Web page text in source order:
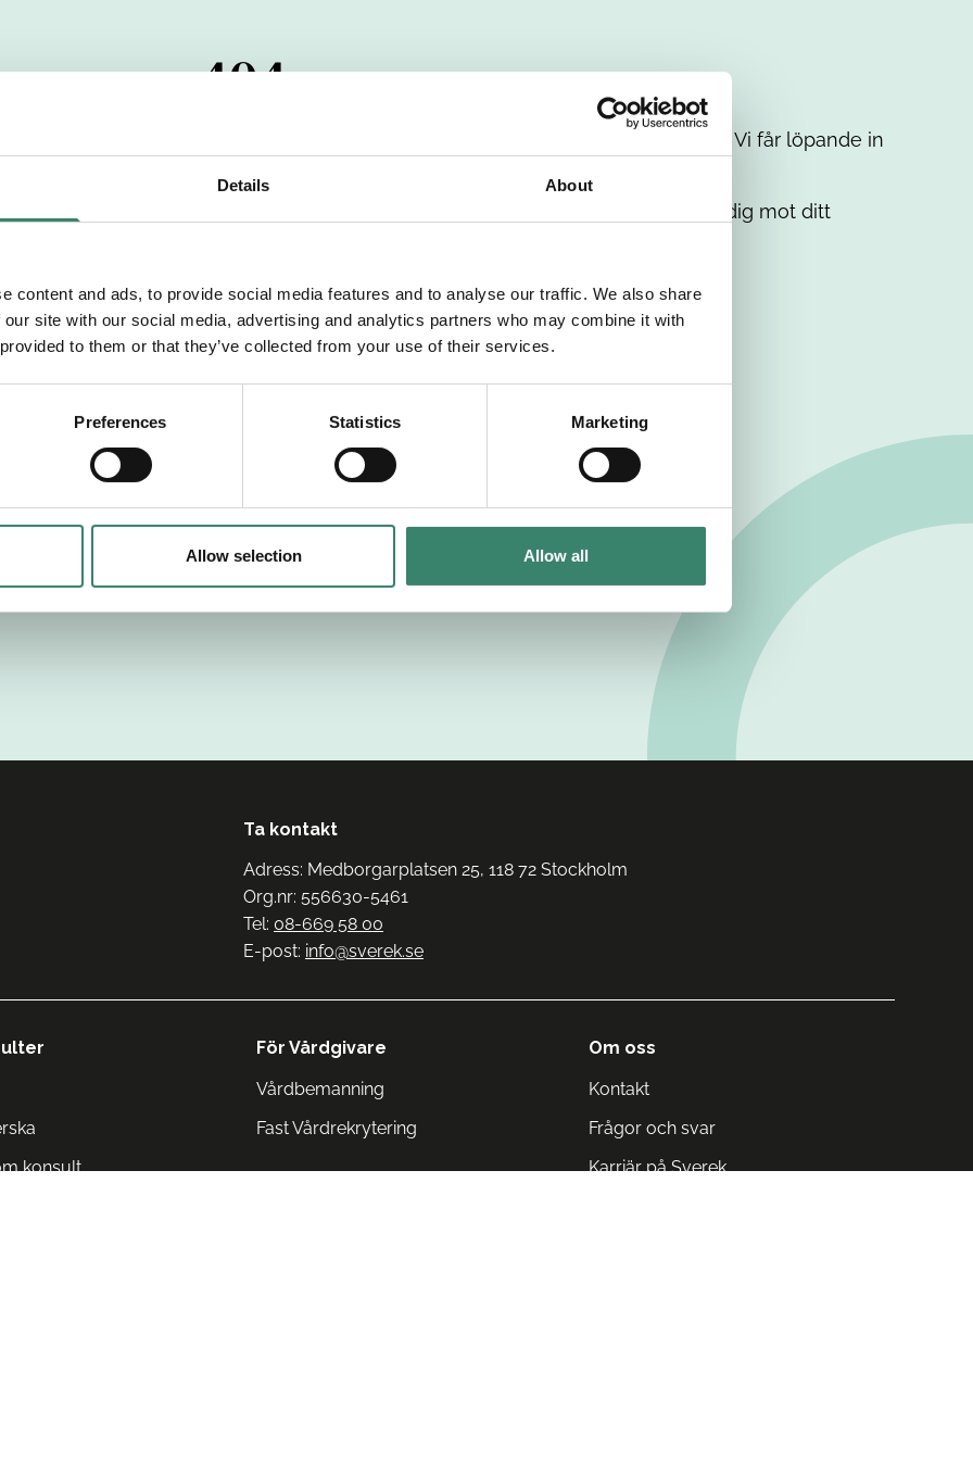
Details About
content and ads, to provide social media features and to analyse our traffic. We also share
site with our social media, advertising and analytics partners who may combine it with
to them or that they’ve collected from your use of their services.
Preferences Statistics Marketing
Allow selection Allow all
404
har passerats. Vi uppskattar verkligen ditt intresse. Misströsta inte. Vi får löpande in
dig med mer information om våra aktuella uppdrag. Tillsammans matchar vi dig mot ditt
Tillbaka till Sverek
Ta kontakt
Adress: Medborgarplatsen 25, 118 72 Stockholm
Org.nr: 556630-5461
Tel: 08-669 58 00
E-post: info@sverek.se
konsult
För Vårdgivare
Vårdbemanning
Fast Vårdrekrytering
Om oss
Kontakt
Frågor och svar
Karriär på Sverek